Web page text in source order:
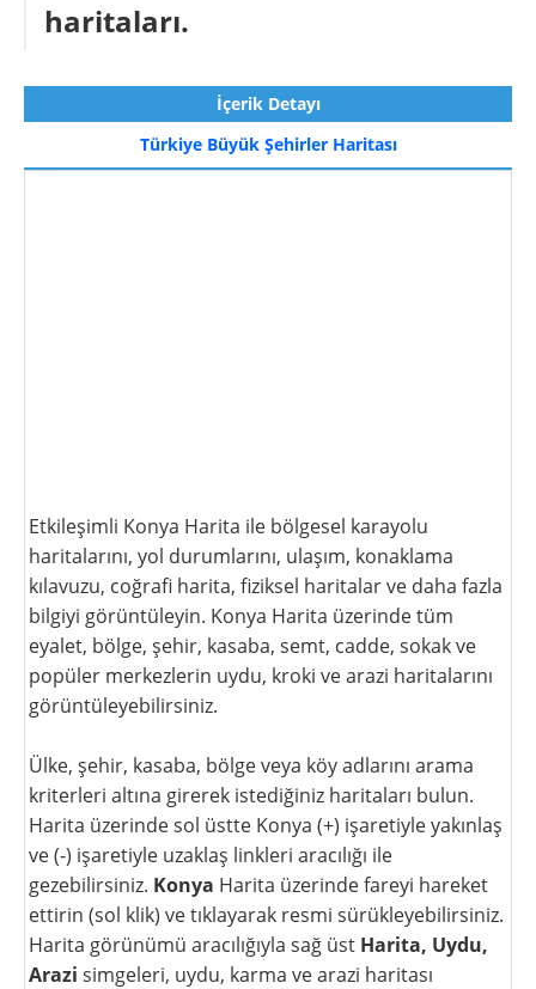
haritaları.
İçerik Detayı
Türkiye Büyük Şehirler Haritası
Etkileşimli Konya Harita ile bölgesel karayolu
haritalarını, yol durumlarını, ulaşım, konaklama
kılavuzu, coğrafi harita, fiziksel haritalar ve daha fazla
bilgiyi görüntüleyin. Konya Harita üzerinde tüm
eyalet, bölge, şehir, kasaba, semt, cadde, sokak ve
popüler merkezlerin uydu, kroki ve arazi haritalarını
görüntüleyebilirsiniz.
Ülke, şehir, kasaba, bölge veya köy adlarını arama
kriterleri altına girerek istediğiniz haritaları bulun.
Harita üzerinde sol üstte Konya (+) işaretiyle yakınlaş
ve (-) işaretiyle uzaklaş linkleri aracılığı ile
gezebilirsiniz. Konya Harita üzerinde fareyi hareket
ettirin (sol klik) ve tıklayarak resmi sürükleyebilirsiniz.
Harita görünümü aracılığıyla sağ üst Harita, Uydu,
Arazi simgeleri, uydu, karma ve arazi haritası